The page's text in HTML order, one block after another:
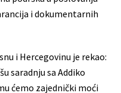
i dokumentarnih
i Hercegovinu je rekao:
saradnju sa Addiko
ćemo zajednički moći